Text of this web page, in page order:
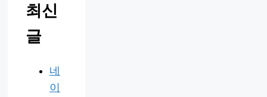
최신
글
네
이